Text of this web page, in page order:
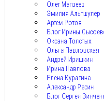
Олег Матвеев
Эмилия Альтшулер
Артем Ротов
Блог Ирины
Оксана Толстых
Ольга Павловская
Андрей Иришкин
Ирина Павлова
Елена Курагина
Александр Ресин
Блог Сергея